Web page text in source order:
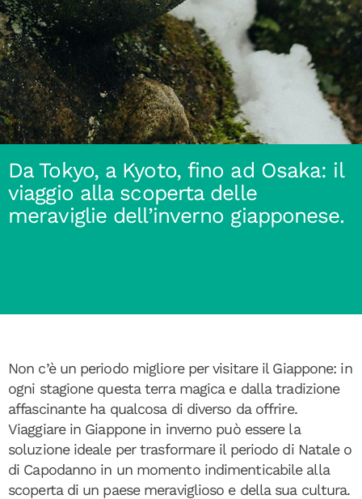
Da Tokyo, a Kyoto, fino ad Osaka: il
viaggio alla scoperta delle
meraviglie dell’inverno giapponese.
Non c’è un periodo migliore per visitare il Giappone: in
ogni stagione questa terra magica e dalla tradizione
affascinante ha qualcosa di diverso da offrire.
Viaggiare in Giappone in inverno può essere la
soluzione ideale per trasformare il periodo di Natale o
di Capodanno in un momento indimenticabile alla
scoperta di un paese meraviglioso e della sua cultura.